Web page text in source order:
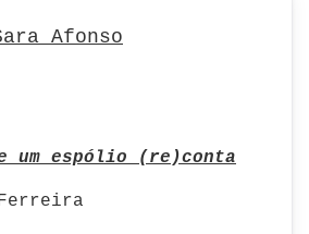
Afonso
um espólio (re)conta